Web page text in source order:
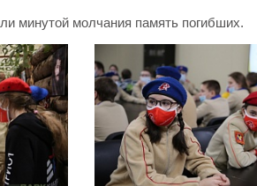
минутой молчания память погибших.